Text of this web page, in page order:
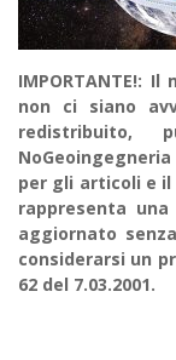
IMPORTANTE!:
non ci siano
redistribuito,
per gli articoli e
rappresenta
aggiornato
considerarsi un
62 del 7.03.2001.